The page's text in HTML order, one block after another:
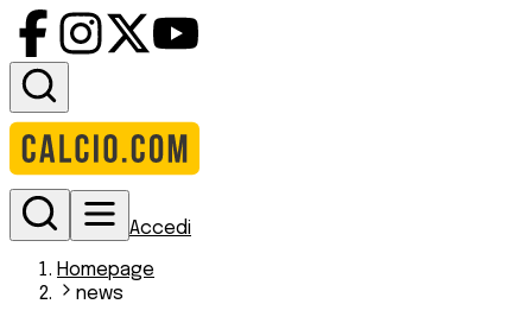
Accedi
Homepage
news